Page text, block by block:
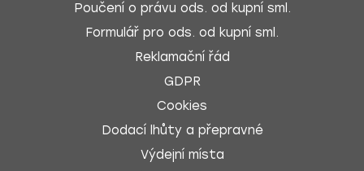
Poučení o právu ods. od kupní sml.
Formulář pro ods. od kupní sml.
Reklamační řád
GDPR
Cookies
Dodací lhůty a přepravné
Výdejní místa